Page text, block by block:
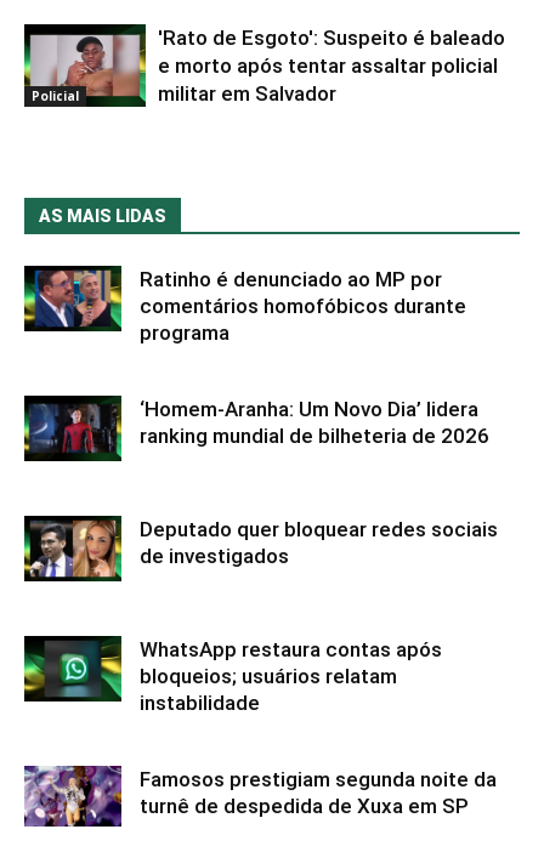
Policial
'Rato de Esgoto': Suspeito é baleado
e morto após tentar assaltar policial
militar em Salvador
AS MAIS LIDAS
Ratinho é denunciado ao MP por
comentários homofóbicos durante
programa
‘Homem-Aranha: Um Novo Dia’ lidera
ranking mundial de bilheteria de 2026
Deputado quer bloquear redes sociais
de investigados
WhatsApp restaura contas após
bloqueios; usuários relatam
instabilidade
Famosos prestigiam segunda noite da
turnê de despedida de Xuxa em SP